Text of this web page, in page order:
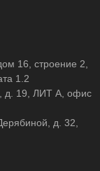
16, строение 2,
1.2
д. 19, ЛИТ А, офис
д. 32,